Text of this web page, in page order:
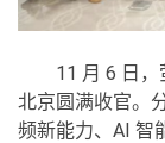
11 月 6 日
北京圆满收官。
频新能力、AI 智